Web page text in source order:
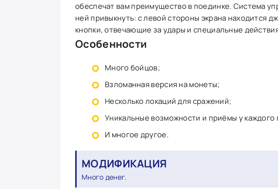
обеспечат вам преимущество в поединке. Система
ней привыкнуть: с левой стороны экрана находится
кнопки, отвечающие за удары и специальные
Особенности
Много бойцов;
Взломанная версия на монеты;
Несколько локаций для сражений;
Уникальные возможности и приёмы у каждого
И многое другое.
МОДИФИКАЦИЯ
Много денег.